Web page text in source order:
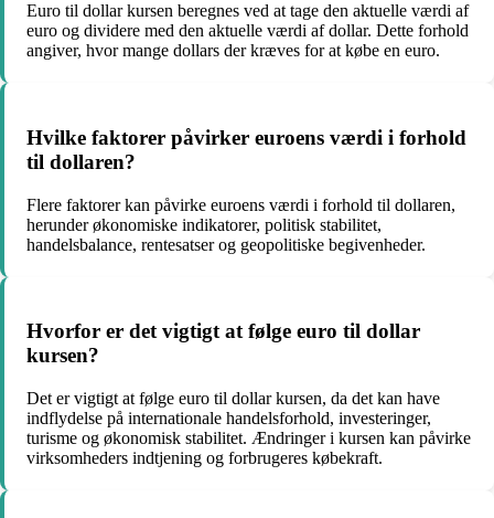
Euro til dollar kursen beregnes ved at tage den aktuelle værdi af
euro og dividere med den aktuelle værdi af dollar. Dette forhold
angiver, hvor mange dollars der kræves for at købe en euro.
Hvilke faktorer påvirker euroens værdi i forhold
til dollaren?
Flere faktorer kan påvirke euroens værdi i forhold til dollaren,
herunder økonomiske indikatorer, politisk stabilitet,
handelsbalance, rentesatser og geopolitiske begivenheder.
Hvorfor er det vigtigt at følge euro til dollar
kursen?
Det er vigtigt at følge euro til dollar kursen, da det kan have
indflydelse på internationale handelsforhold, investeringer,
turisme og økonomisk stabilitet. Ændringer i kursen kan påvirke
virksomheders indtjening og forbrugeres købekraft.